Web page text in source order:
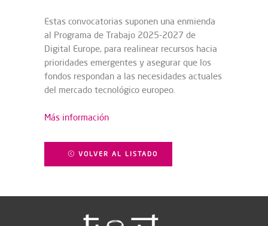
Estas convocatorias suponen una enmienda
al Programa de Trabajo 2025-2027 de
Digital Europe, para realinear recursos hacia
prioridades emergentes y asegurar que los
fondos respondan a las necesidades actuales
del mercado tecnológico europeo.
Más información
VOLVER AL LISTADO